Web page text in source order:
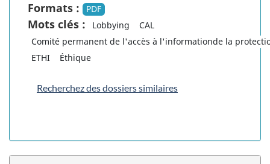
Formats :
PDF
Mots clés : Lobbying
CAL
Comité permanent de l'accès à l'informationde la
ETHI
Éthique
Recherchez des dossiers similaires